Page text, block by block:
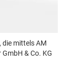
die mittels AM
& Co. KG